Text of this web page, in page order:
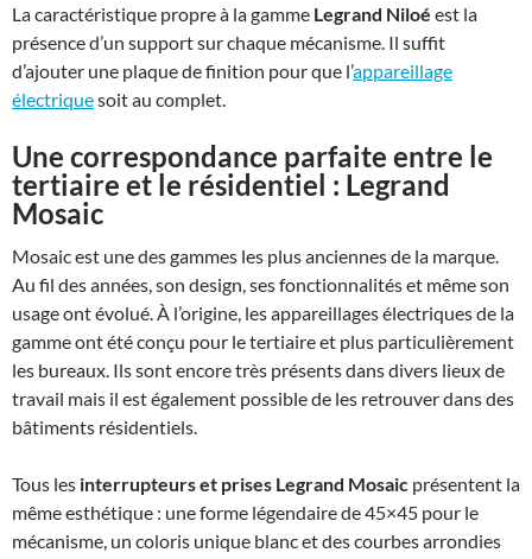
La caractéristique propre à la gamme Legrand Niloé est la
présence d’un support sur chaque mécanisme. Il suffit
d’ajouter une plaque de finition pour que l’appareillage
électriquesoit au complet.
Une correspondance parfaite entre le
tertiaire et le résidentiel : Legrand
Mosaic
Mosaic est une des gammes les plus anciennes de la marque.
Au fil des années, son design, ses fonctionnalités et même son
usage ont évolué. À l’origine, les appareillages électriques de la
gamme ont été conçu pour le tertiaire et plus particulièrement
les bureaux. Ils sont encore très présents dans divers lieux de
travail mais il est également possible de les retrouver dans des
bâtiments résidentiels.
Tous les interrupteurs et prises Legrand Mosaic présentent la
même esthétique : une forme légendaire de 45×45 pour le
mécanisme, un coloris unique blanc et des courbes arrondies